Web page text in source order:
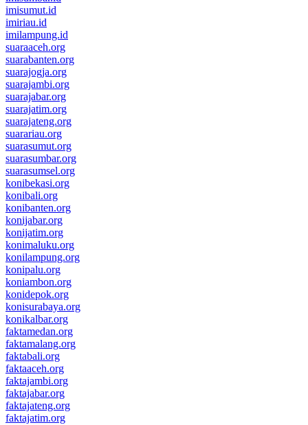
imisumut.id
imiriau.id
imilampung.id
suaraaceh.org
suarabanten.org
suarajogja.org
suarajambi.org
suarajabar.org
suarajatim.org
suarajateng.org
suarariau.org
suarasumut.org
suarasumbar.org
suarasumsel.org
konibekasi.org
konibali.org
konibanten.org
konijabar.org
konijatim.org
konimaluku.org
konilampung.org
konipalu.org
koniambon.org
konidepok.org
konisurabaya.org
konikalbar.org
faktamedan.org
faktamalang.org
faktabali.org
faktaaceh.org
faktajambi.org
faktajabar.org
faktajateng.org
faktajatim.org